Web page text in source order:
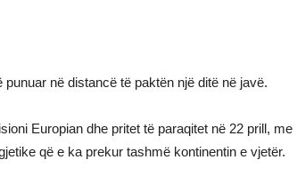
në distancë të paktën një ditë në javë.
Europian dhe pritet të paraqitet në 22 prill, me
që e ka prekur tashmë kontinentin e vjetër.